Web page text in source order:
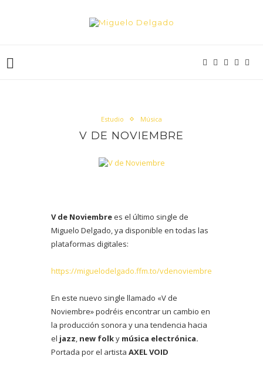
Estudio Música
V DE NOVIEMBRE
V de Noviembrees el último single de
Miguelo Delgado, ya disponible en todas las
plataformas digitales:
https://miguelodelgado.ffm.to/vdenoviembre
En este nuevo single llamado «V de
Noviembre» podréis encontrar un cambio en
la producción sonora y una tendencia hacia
el jazz, new folky música electrónica.
Portada por el artista AXEL VOID